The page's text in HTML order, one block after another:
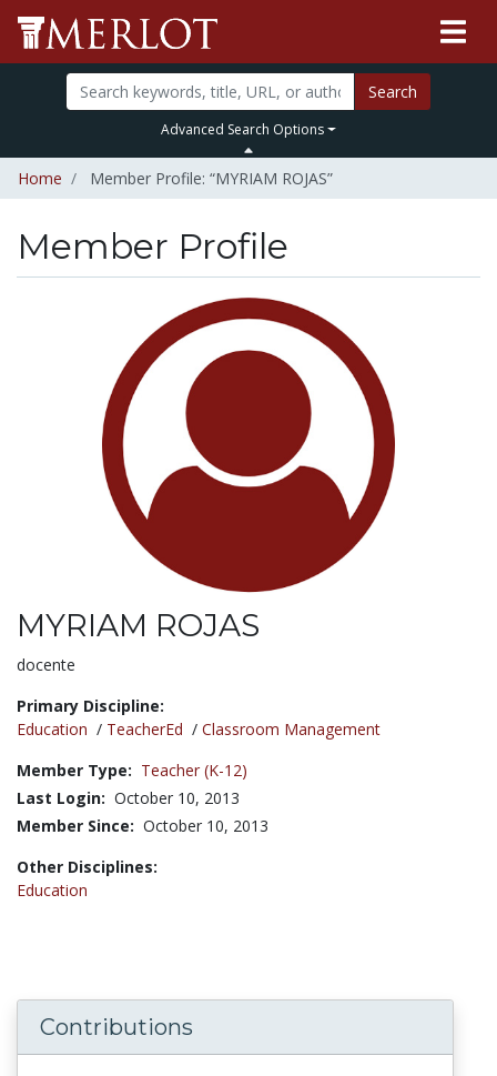
Search
Advanced Search Options
Home Member Profile: “MYRIAM ROJAS”
Member Profile
MYRIAM ROJAS
Title:
docente
Primary Discipline:
Education / TeacherEd / Classroom Management
Member Type: Teacher (K-12)
Last Login: October 10, 2013
Member Since: October 10, 2013
Other Disciplines:
Education
Contributions